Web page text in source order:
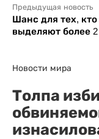
Предыдущая новость
Шанс для тех,
выделяют более
Новости мира
Толпа